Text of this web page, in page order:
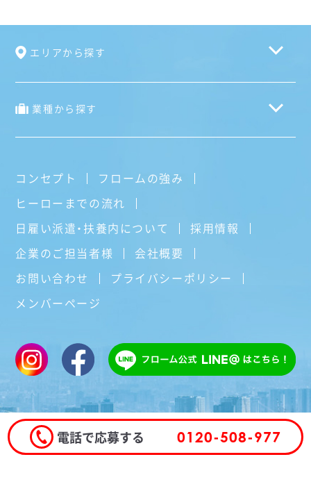
電話で応募する 0120-508-977
エリアから探す
業種から探す
コンセプト
フロームの強み
ヒーローまでの流れ
日雇い派遣・扶養内について
採用情報
企業のご担当者様
会社概要
お問い合わせ
プライバシーポリシー
メンバーページ